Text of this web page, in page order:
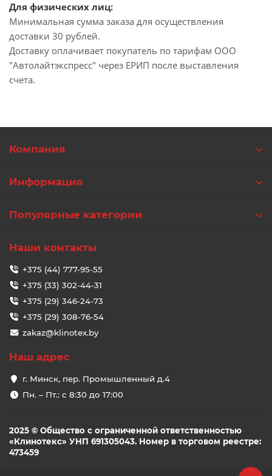
Для физических лиц:
Минимальная сумма заказа для осуществления
доставки 30 рублей.
Доставку оплачивает покупатель по тарифам ООО
"Автолайтэкспресс" через ЕРИП после выставления
счета.
Компания
Информация
Популярные категории
Наши контакты
+375 (44) 777-95-55
+375 (33) 302-44-31
+375 (29) 346-24-73
+375 (29) 308-76-54
zakaz@klinotex.by
Наш адрес
г. Минск, пер. Промышленный д.4
Пн. – Пт.: с 8:30 до 17:00
2025 © Общество с ограниченной ответственностью
«Клинотекс» УНП 691305043. Номер в торговом реестре:
473459